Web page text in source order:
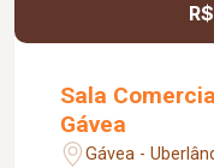
Sala
Gávea
Gávea -